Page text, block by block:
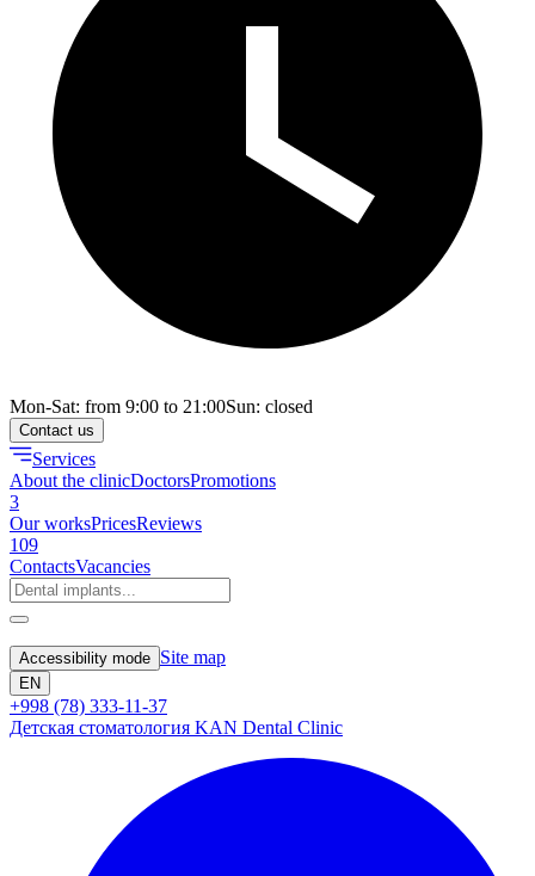
Mon-Sat: from 9:00 to 21:00Sun: closed
Contact us
Services
About the clinicDoctorsPromotions
3
Our worksPricesReviews
109
ContactsVacancies
Accessibility mode Site map
EN
+998 (78) 333-11-37
Детская стоматология KAN Dental Clinic